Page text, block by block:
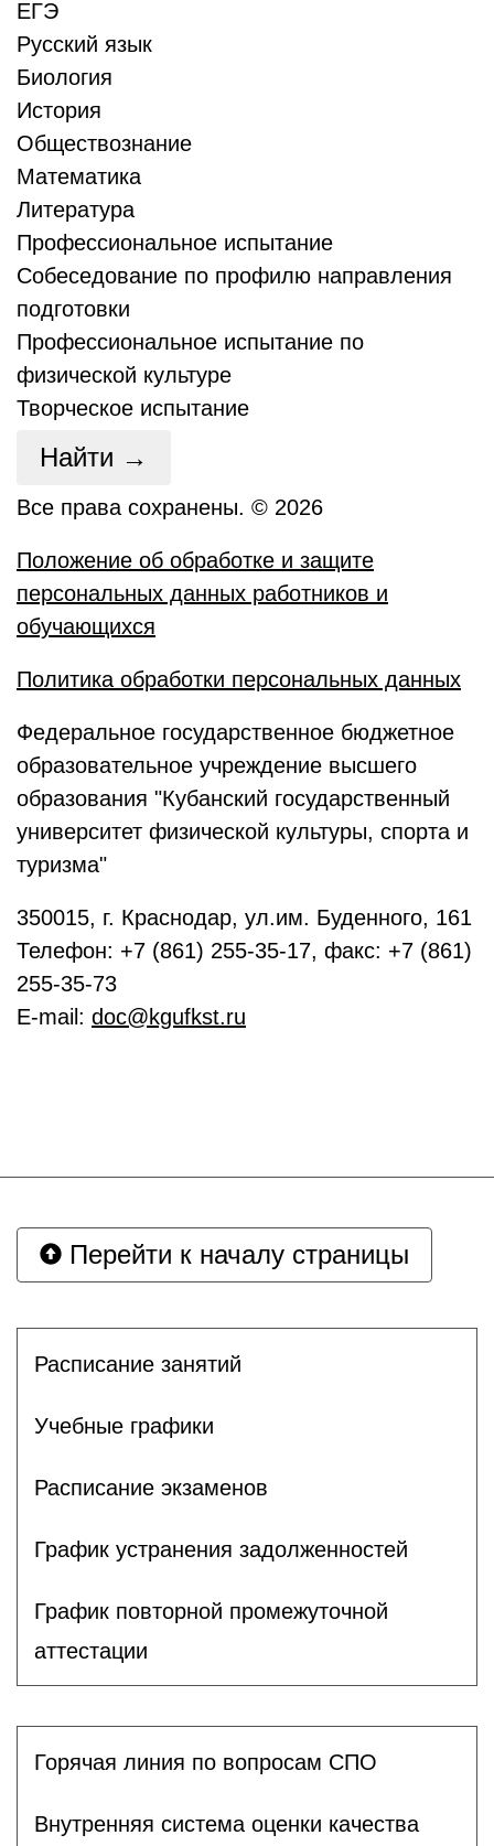
ЕГЭ
Русский язык
Биология
История
Обществознание
Математика
Литература
Профессиональное испытание
Собеседование по профилю направления
подготовки
Профессиональное испытание по
физической культуре
Творческое испытание
Найти →
Все права сохранены. © 2026
Положение об обработке и защите
персональных данных работников и
обучающихся
Политика обработки персональных данных
Федеральное государственное бюджетное
образовательное учреждение высшего
образования "Кубанский государственный
университет физической культуры, спорта и
туризма"
350015, г. Краснодар, ул.им. Буденного, 161
Телефон: +7 (861) 255-35-17, факс: +7 (861)
255-35-73
E-mail: doc@kgufkst.ru
Перейти к началу страницы
Расписание занятий
Учебные графики
Расписание экзаменов
График устранения задолженностей
График повторной промежуточной
аттестации
Горячая линия по вопросам СПО
Внутренняя система оценки качества